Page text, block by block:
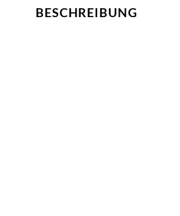
BESCHREIBUNG